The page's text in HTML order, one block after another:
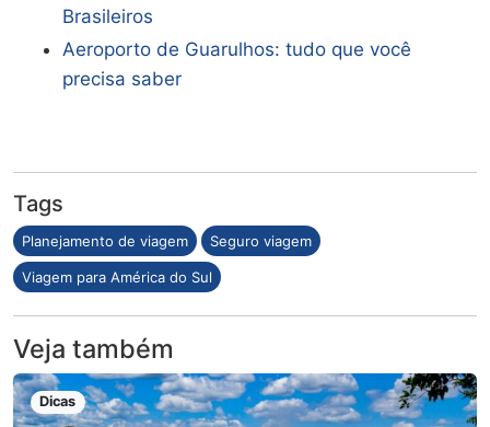
Brasileiros
Aeroporto de Guarulhos: tudo que você
precisa saber
Tags
Planejamento de viagem Seguro viagem
Viagem para América do Sul
Veja também
Dicas